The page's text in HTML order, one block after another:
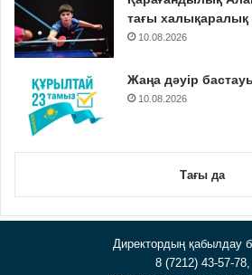
тағы
10.08.2026
Жаңа дәуір
10.08.2026
Тағы да
Директордың қабылдау
8 (7212) 43-57-78,